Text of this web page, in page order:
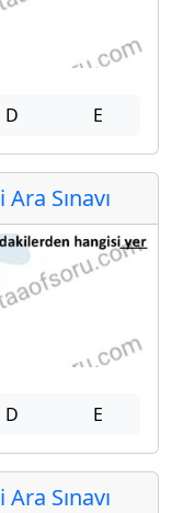
D E
Sınavı
D E
Sınavı